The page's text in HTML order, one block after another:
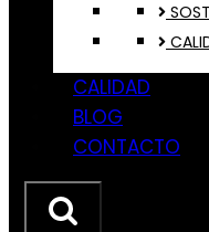
CALIDAD
BLOG
CONTACTO